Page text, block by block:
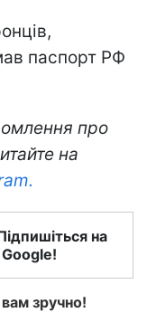
паспорт РФ
про
на
на
зручно!